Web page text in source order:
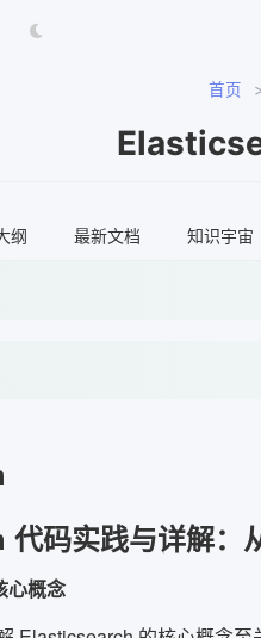
首页
纲 最新文档 知识宇宙
码实践与详解：
心概念